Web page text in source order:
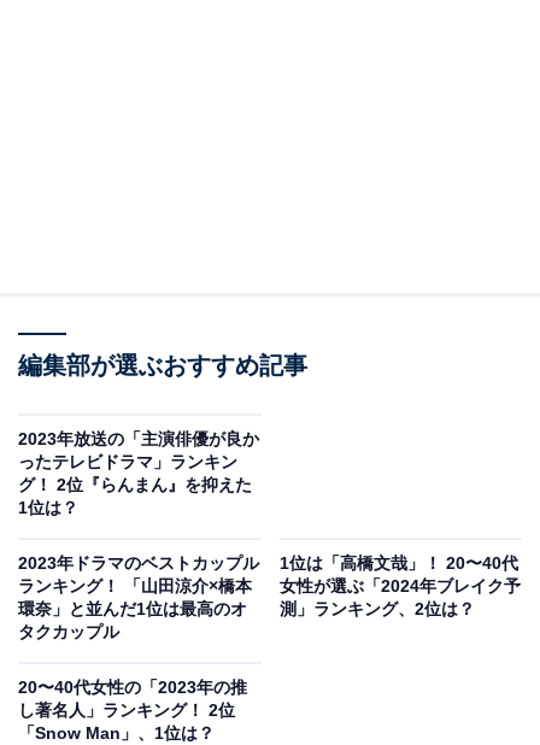
編集部が選ぶおすすめ記事
2023年放送の「主演俳優が良か
ったテレビドラマ」ランキン
グ！ 2位『らんまん』を抑えた
1位は？
2023年ドラマのベストカップル
ランキング！ 「山田涼介×橋本
環奈」と並んだ1位は最高のオ
タクカップル
1位は「高橋文哉」！ 20〜40代
女性が選ぶ「2024年ブレイク予
測」ランキング、2位は？
20〜40代女性の「2023年の推
し著名人」ランキング！ 2位
「Snow Man」、1位は？